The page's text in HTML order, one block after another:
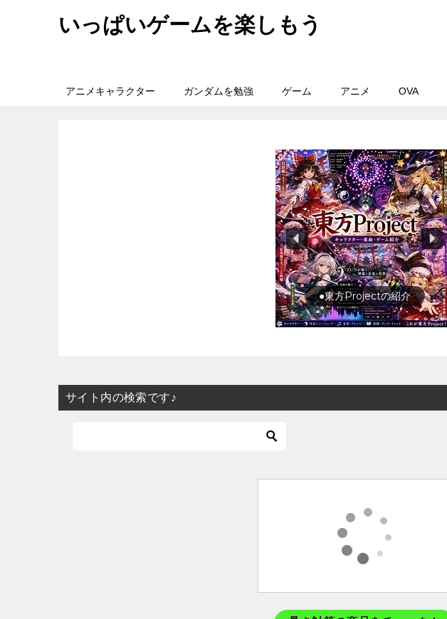
いっぱいゲームを楽しもう
アニメキャラクター ガンダムを勉強 ゲーム アニメ OVA
旅行の前に旅行先をチェック
サイト内の検索です♪